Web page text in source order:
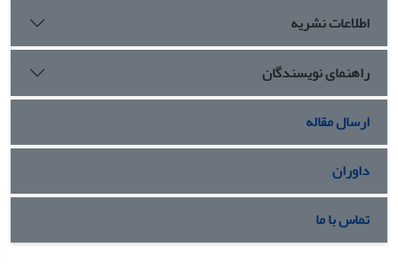
اطلاعات نشریه
راهنمای نویسندگان
ارسال مقاله
داوران
تماس با ما